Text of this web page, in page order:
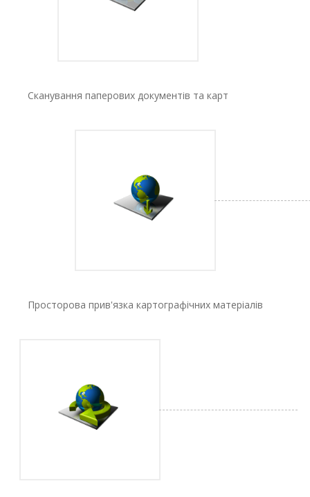
Сканування паперових документів та карт
Просторова прив'язка картографічних матеріалів